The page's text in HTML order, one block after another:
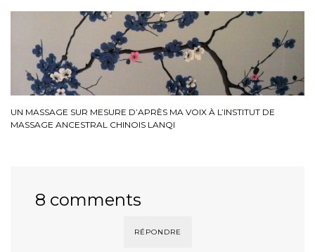
UN MASSAGE SUR MESURE D’APRÈS MA VOIX À L’INSTITUT DE
MASSAGE ANCESTRAL CHINOIS LANQI
8 comments
RÉPONDRE